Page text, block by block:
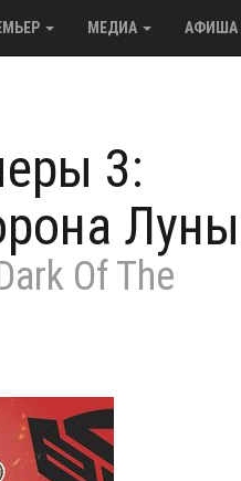
МЕДИА АФИША
3:
Луны
Of The